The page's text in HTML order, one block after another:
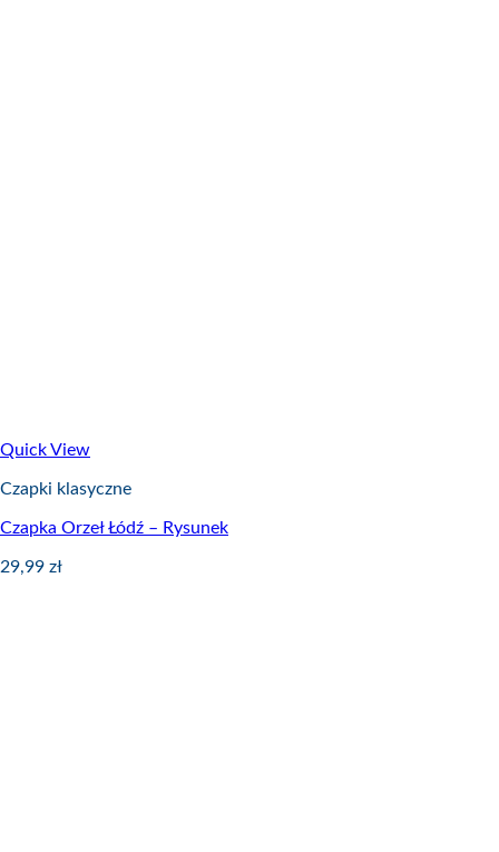
Quick View
Czapki klasyczne
Czapka Orzeł Łódź – Rysunek
29,99 zł